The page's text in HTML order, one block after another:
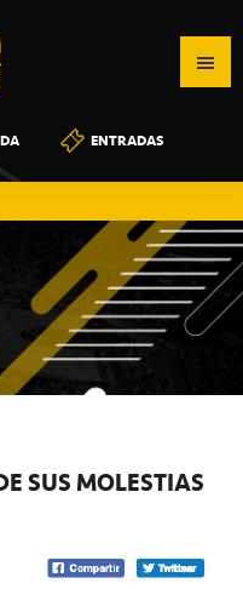
ENTRADAS
SUS MOLESTIAS